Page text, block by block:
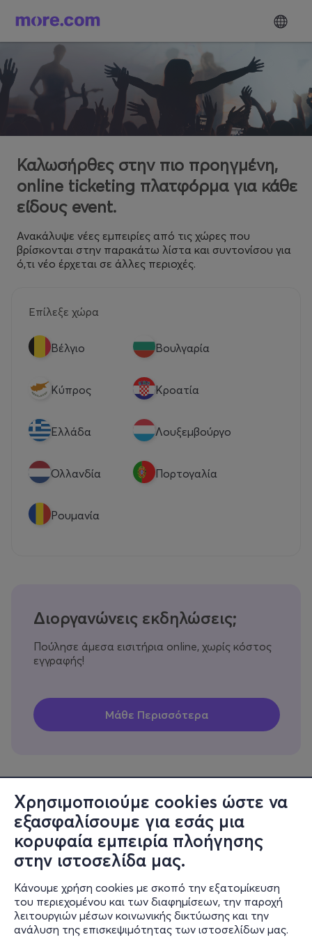
Χρησιμοποιούμε cookies ώστε να
εξασφαλίσουμε για εσάς μια
κορυφαία εμπειρία πλοήγησης
στην ιστοσελίδα μας.
Κάνουμε χρήση cookies με σκοπό την εξατομίκευση
του περιεχομένου και των διαφημίσεων, την παροχή
λειτουργιών μέσων κοινωνικής δικτύωσης και την
ανάλυση της επισκεψιμότητας των ιστοσελίδων μας.
Καλωσήρθες στην πιο προηγμένη,
online ticketing πλατφόρμα για κάθε
είδους event.
Ανακάλυψε νέες εμπειρίες από τις χώρες που
βρίσκονται στην παρακάτω λίστα και συντονίσου για
ό,τι νέο έρχεται σε άλλες περιοχές.
Επίλεξε χώρα
Βέλγιο Βουλγαρία
Κύπρος Κροατία
Eλλάδα Λουξεμβούργο
Ολλανδία Πορτογαλία
Ρουμανία
Διοργανώνεις εκδηλώσεις;
Πούλησε άμεσα εισιτήρια online, χωρίς κόστος
εγγραφής!
Πληροφορίες
Υποστήριξη
Stay Connected